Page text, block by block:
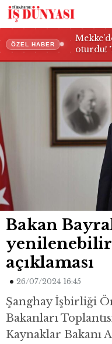
ÖZEL HABER
oturdu!
Bakan
açıklaması
26/07/2024 16:45
Şanghay İşbirliği
Bakanları
Kaynaklar Bakanı